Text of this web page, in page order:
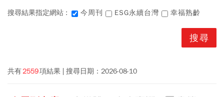
搜尋結果指定網站 : 今周刊 ESG永續台灣 幸福熟齡
共有2559項結果 搜尋日期： 2026-08-10